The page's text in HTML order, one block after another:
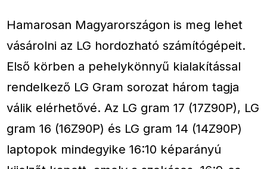
Hamarosan Magyarországon is meg lehet
vásárolni az LG hordozható számítógépeit.
Első körben a pehelykönnyű kialakítással
rendelkező LG Gram sorozat három tagja
válik elérhetővé. Az LG gram 17 (17Z90P), LG
gram 16 (16Z90P) és LG gram 14 (14Z90P)
laptopok mindegyike 16:10 képarányú